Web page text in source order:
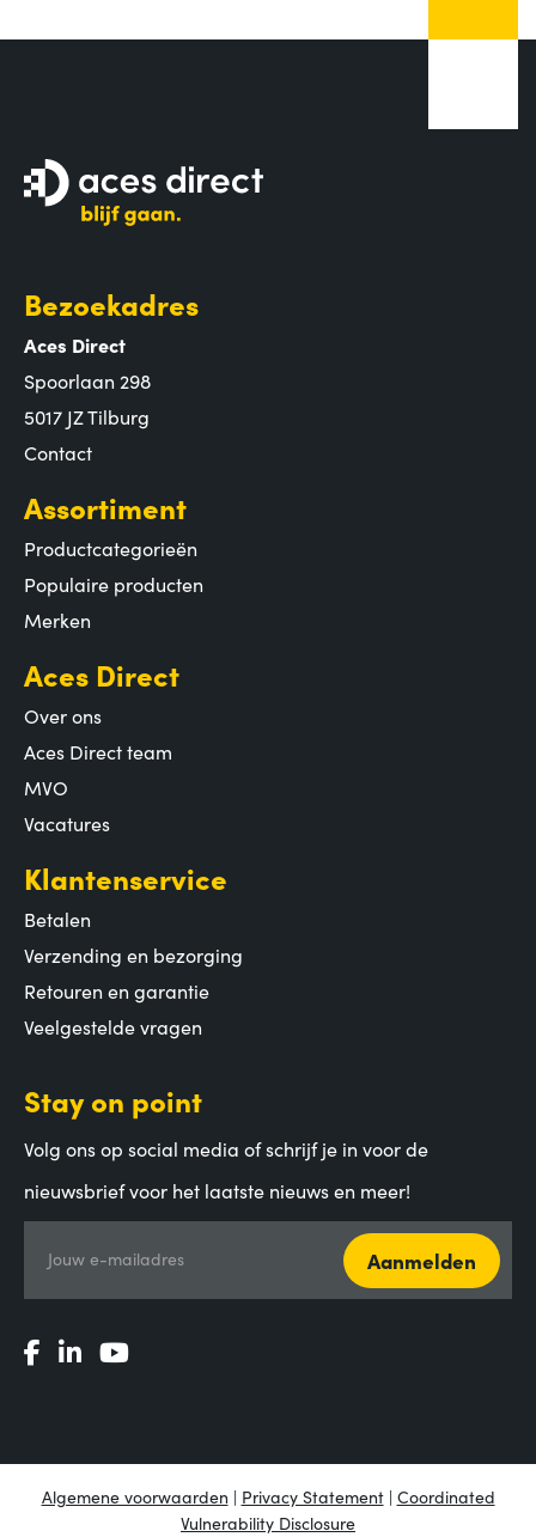
Bezoekadres
Aces Direct
Spoorlaan 298
5017 JZ Tilburg
Contact
Assortiment
Productcategorieën
Populaire producten
Merken
Aces Direct
Over ons
Aces Direct team
MVO
Vacatures
Klantenservice
Betalen
Verzending en bezorging
Retouren en garantie
Veelgestelde vragen
Stay on point
Volg ons op social media of schrijf je in voor de
nieuwsbrief voor het laatste nieuws en meer!
Jouw e-mailadres Aanmelden
Algemene voorwaarden | Privacy Statement| Coordinated
Vulnerability Disclosure